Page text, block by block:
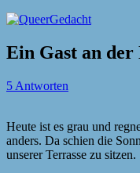
Ein Gast an
5 Antworten
Heute ist es grau und
anders. Da schien die
unserer Terrasse zu sitzen.